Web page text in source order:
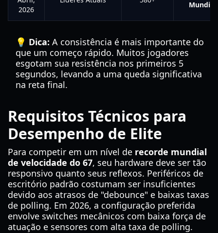
2026
Mundial
💡 Dica: A consistência é mais importante do
que um começo rápido. Muitos jogadores
esgotam sua resistência nos primeiros 5
segundos, levando a uma queda significativa
na reta final.
Requisitos Técnicos para
Desempenho de Elite
Para competir em um nível de recorde mundial
de velocidade do 67, seu hardware deve ser tão
responsivo quanto seus reflexos. Periféricos de
escritório padrão costumam ser insuficientes
devido aos atrasos de "debounce" e baixas taxas
de polling. Em 2026, a configuração preferida
envolve switches mecânicos com baixa força de
atuação e sensores com alta taxa de polling.